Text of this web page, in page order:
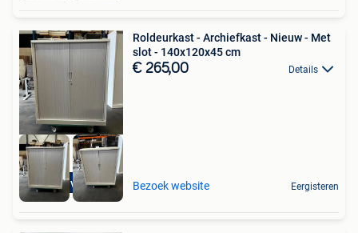
Incl levering
Roldeurkast - Archiefkast - Nieuw - Met
slot - 140x120x45 cm
€ 265,00 Details
Bezoek website Eergisteren